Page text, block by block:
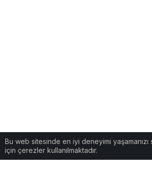
Bu web sitesinde en iyi deneyimi yaşamanızı
için çerezler kullanılmaktadır.